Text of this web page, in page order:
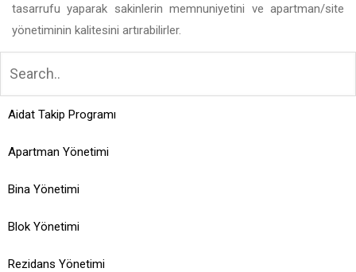
tasarrufu yaparak sakinlerin memnuniyetini ve apartman/site
yönetiminin kalitesini artırabilirler.
Aidat Takip Programı
Apartman Yönetimi
Bina Yönetimi
Blok Yönetimi
Rezidans Yönetimi